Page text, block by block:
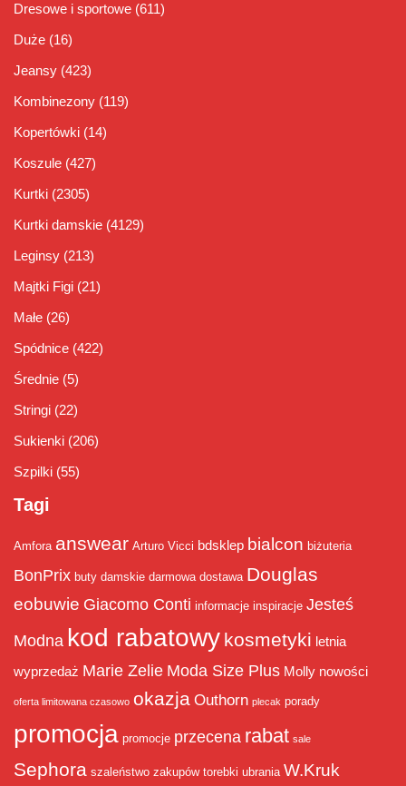
Dresowe i sportowe (611)
Duże (16)
Jeansy (423)
Kombinezony (119)
Kopertówki (14)
Koszule (427)
Kurtki (2305)
Kurtki damskie (4129)
Leginsy (213)
Majtki Figi (21)
Małe (26)
Spódnice (422)
Średnie (5)
Stringi (22)
Sukienki (206)
Szpilki (55)
Tagi
Amfora answear Arturo Vicci bdsklep bialcon biżuteria
BonPrix buty damskie darmowa dostawa Douglas
eobuwie Giacomo Conti informacje inspiracje Jesteś
Modna kod rabatowy kosmetyki letnia
wyprzedaż Marie Zelie Moda Size Plus Molly nowości
oferta limitowana czasowo okazja Outhorn plecak porady
promocja promocje przecena rabat sale
Sephora szaleństwo zakupów torebki ubrania W.Kruk